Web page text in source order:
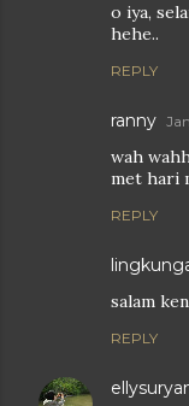
o iya,
hehe..
REPLY
ranny
wah
met hari
REPLY
salam
REPLY